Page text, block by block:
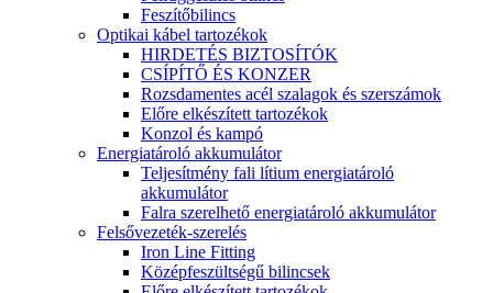
Feszítőbilincs
Optikai kábel tartozékok
HIRDETÉS BIZTOSÍTÓK
CSÍPÍTŐ ÉS KONZER
Rozsdamentes acél szalagok és szerszámok
Előre elkészített tartozékok
Konzol és kampó
Energiatároló akkumulátor
Teljesítmény fali lítium energiatároló
akkumulátor
Falra szerelhető energiatároló akkumulátor
Felsővezeték-szerelés
Iron Line Fitting
Középfeszültségű bilincsek